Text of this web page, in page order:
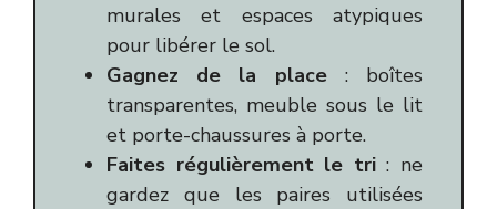
murales et espaces atypiques
pour libérer le sol.
Gagnez de la place: boîtes
transparentes, meuble sous le lit
et porte-chaussures à porte.
Faites régulièrement le tri: ne
gardez que les paires utilisées